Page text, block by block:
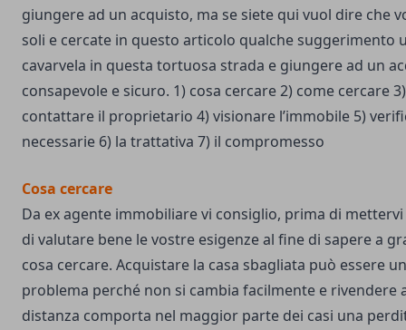
giungere ad un acquisto, ma se siete qui vuol dire che
soli e cercate in questo articolo qualche suggerimento
cavarvela in questa tortuosa strada e giungere ad un
consapevole e sicuro. 1) cosa cercare 2) come cercare
contattare il proprietario 4) visionare l’immobile 5)
necessarie 6) la trattativa 7) il compromesso
Cosa cercare
Da ex agente immobiliare vi consiglio, prima di
di valutare bene le vostre esigenze al fine di sapere a
cosa cercare. Acquistare la casa sbagliata può essere
problema perché non si cambia facilmente e rivendere
distanza comporta nel maggior parte dei casi una